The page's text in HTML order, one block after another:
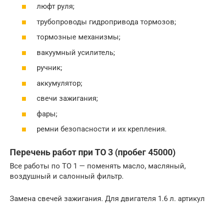
люфт руля;
трубопроводы гидропривода тормозов;
тормозные механизмы;
вакуумный усилитель;
ручник;
аккумулятор;
свечи зажигания;
фары;
ремни безопасности и их крепления.
Перечень работ при ТО 3 (пробег 45000)
Все работы по ТО 1 — поменять масло, масляный,
воздушный и салонный фильтр.
Замена свечей зажигания. Для двигателя 1.6 л. артикул